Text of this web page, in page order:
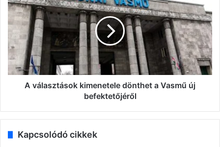
kimenetele
dönthet
Vasmű
új
befektetőjéről
A választások kimenetele dönthet a Vasmű új
befektetőjéről
Kapcsolódó cikkek